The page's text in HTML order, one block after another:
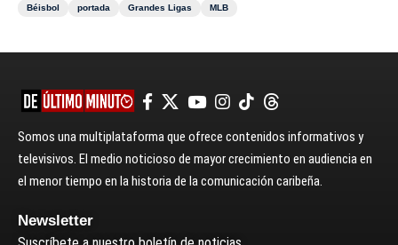
Béisbol
portada Grandes Ligas MLB
Somos una multiplataforma que ofrece contenidos informativos y
televisivos. El medio noticioso de mayor crecimiento en audiencia en
el menor tiempo en la historia de la comunicación caribeña.
Newsletter